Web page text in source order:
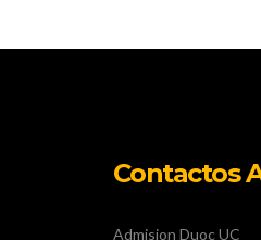
Contactos
Admision Duoc UC